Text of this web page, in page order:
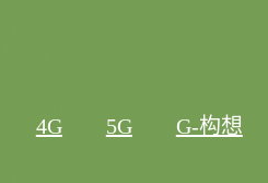
4G 5G G-构想